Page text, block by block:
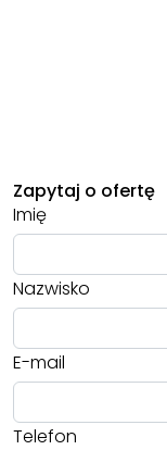
Zapytaj o ofertę
Imię
Nazwisko
E-mail
Telefon